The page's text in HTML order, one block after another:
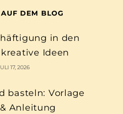
DEM BLOG
in den
Ideen
17, 2026
basteln: Vorlage
Anleitung